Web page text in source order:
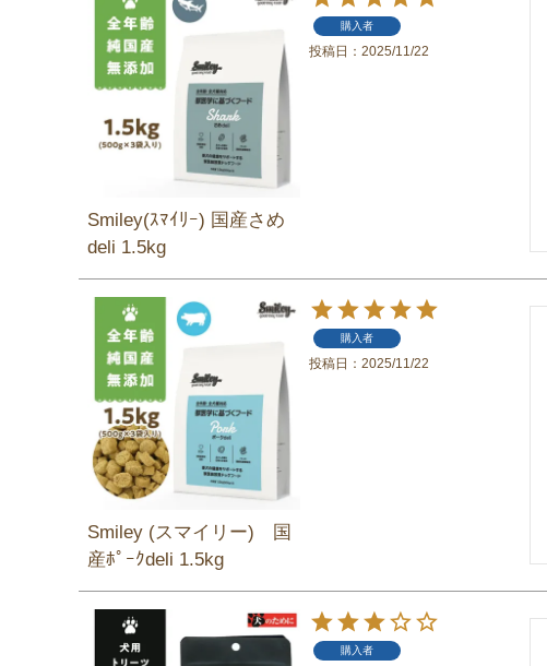
Smiley(ｽﾏｲﾘｰ) 国産さめ
deli 1.5kg
購入者
投稿日 2025/11/22
Smiley (スマイリー) 国
産ﾎﾟｰｸdeli 1.5kg
購入者
投稿日 2025/11/22
購入者